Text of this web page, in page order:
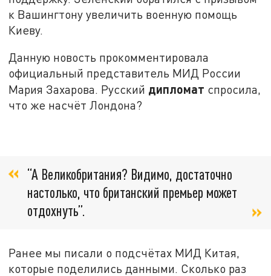
к Вашингтону увеличить военную помощь
Киеву.
Данную новость прокомментировала
официальный представитель МИД России
Мария Захарова. Русский дипломат спросила,
что же насчёт Лондона?
“А Великобритания? Видимо, достаточно
настолько, что британский премьер может
отдохнуть”.
Ранее мы писали о подсчётах МИД Китая,
которые поделились данными. Сколько раз